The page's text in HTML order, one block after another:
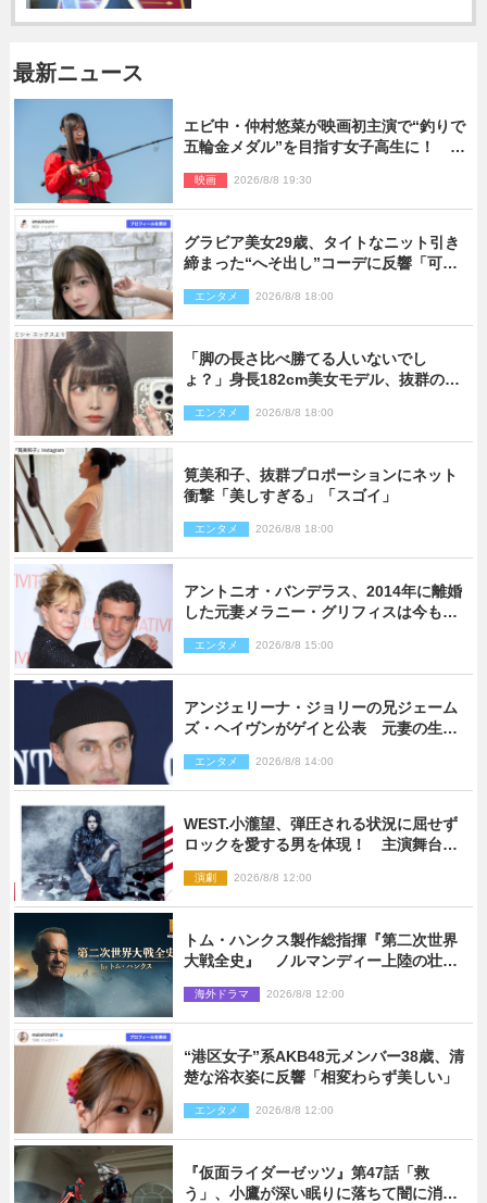
最新ニュース
エビ中・仲村悠菜が映画初主演で“釣りで
五輪金メダル”を目指す女子高生に！ 映
映画 2026/8/8 19:30
グラビア美女29歳、タイトなニット引き
締まった“へそ出し”コーデに反響「可愛
エンタメ 2026/8/8 18:00
「脚の長さ比べ勝てる人いないでし
ょ？」身長182cm美女モデル、抜群のプ
エンタメ 2026/8/8 18:00
筧美和子、抜群プロポーションにネット
衝撃「美しすぎる」「スゴイ」
エンタメ 2026/8/8 18:00
アントニオ・バンデラス、2014年に離婚
した元妻メラニー・グリフィスは今も
エンタメ 2026/8/8 15:00
アンジェリーナ・ジョリーの兄ジェーム
ズ・ヘイヴンがゲイと公表 元妻の生配
エンタメ 2026/8/8 14:00
WEST.小瀧望、弾圧される状況に屈せず
ロックを愛する男を体現！ 主演舞台
演劇 2026/8/8 12:00
トム・ハンクス製作総指揮『第二次世界
大戦全史』 ノルマンディー上陸の壮絶
海外ドラマ 2026/8/8 12:00
“港区女子”系AKB48元メンバー38歳、清
楚な浴衣姿に反響「相変わらず美しい」
エンタメ 2026/8/8 12:00
『仮面ライダーゼッツ』第47話「救
う」、小鷹が深い眠りに落ちて闇に消え